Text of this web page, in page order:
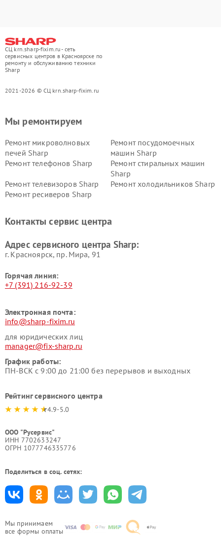
СЦ krn.sharp-fixim.ru - сеть
сервисных центров в Красноярске по
ремонту и обслуживанию техники
Sharp
2021-2026 © СЦ krn.sharp-fixim.ru
Мы принимаем
все формы оплаты
Мы ремонтируем
Ремонт микроволновых
печей Sharp
Ремонт посудомоечных
машин Sharp
Ремонт телефонов Sharp
Ремонт стиральных машин
Sharp
Ремонт телевизоров Sharp
Ремонт холодильников Sharp
Ремонт ресиверов Sharp
Контакты сервис центра
Адрес сервисного центра Sharp:
г. Красноярск, ​пр. Мира, 91
Горячая линия:
+7 (391) 216-92-39
Электронная почта:
info@sharp-fixim.ru
для юридических лиц
manager@fix-sharp.ru
График работы:
ПН-ВСК с 9:00 до 21:00 без перерывов и выходных
Рейтинг сервисного центра
4.9-5.0
ООО "Русервис"
ИНН 7702633247
ОГРН 1077746335776
Поделиться в соц. сетях: